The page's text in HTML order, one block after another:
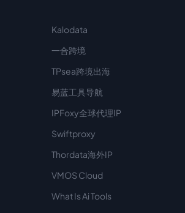
Kalodata
一合跨境
TPsea跨境出海
易蓝工具导航
IPFoxy全球代理IP
Swiftproxy
Thordata海外IP
VMOS Cloud
What Is Ai Tools